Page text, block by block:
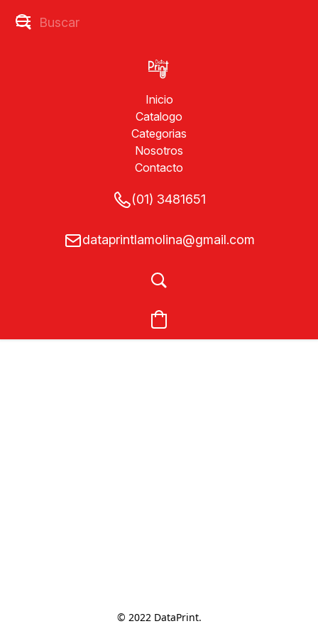
Inicio
Catalogo
Categorias
Nosotros
Contacto
(01) 3481651
dataprintlamolina@gmail.com
© 2022 DataPrint.